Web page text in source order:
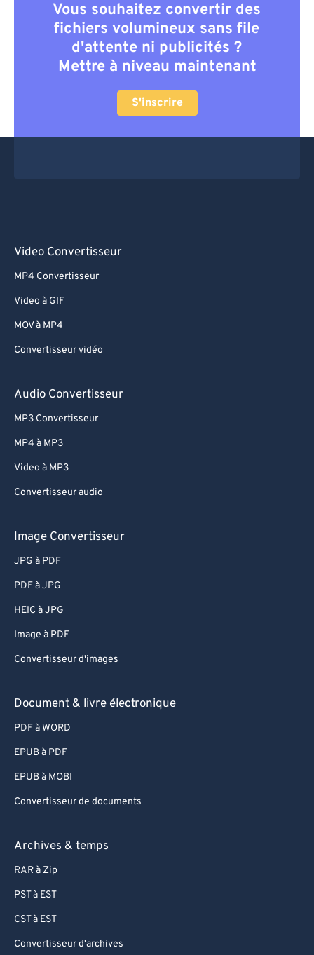
Vous souhaitez convertir des
fichiers volumineux sans file
d'attente ni publicités ?
Mettre à niveau maintenant
S'inscrire
Video Convertisseur
MP4 Convertisseur
Video à GIF
MOV à MP4
Convertisseur vidéo
Audio Convertisseur
MP3 Convertisseur
MP4 à MP3
Video à MP3
Convertisseur audio
Image Convertisseur
JPG à PDF
PDF à JPG
HEIC à JPG
Image à PDF
Convertisseur d'images
Document & livre électronique
PDF à WORD
EPUB à PDF
EPUB à MOBI
Convertisseur de documents
Archives & temps
RAR à Zip
PST à EST
CST à EST
Convertisseur d'archives